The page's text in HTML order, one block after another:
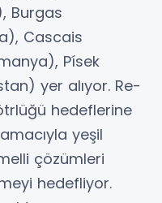
Burgas
Cascais
Písek
yer alıyor. Re-
hedeflerine
yeşil
çözümleri
hedefliyor.